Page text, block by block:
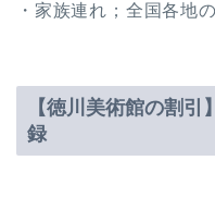
・家族連れ；全国各地
【徳川美術館の割
録